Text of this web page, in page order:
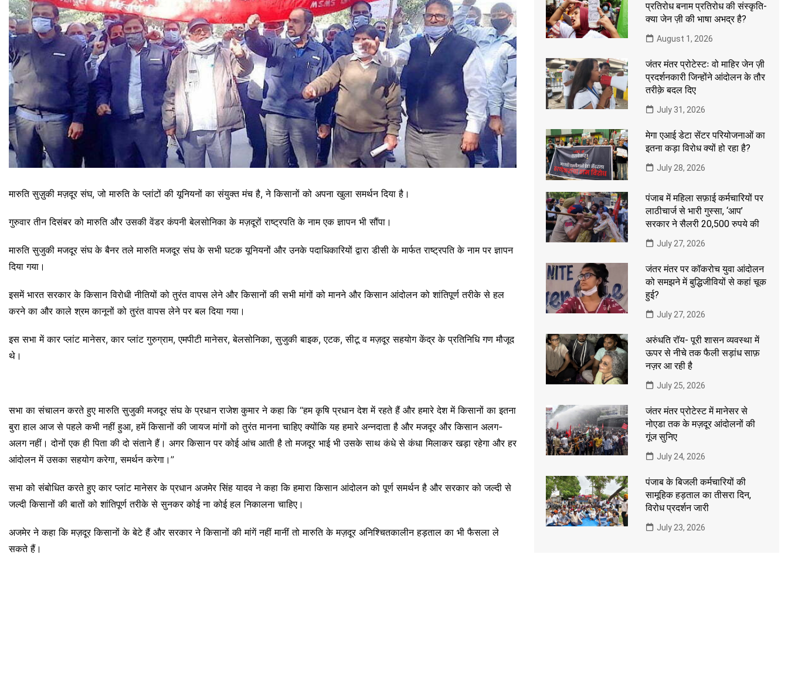
मारुति सुज़ुकी मज़दूर संघ, जो मारुति के प्लांटों की यूनियनों का संयुक्त मंच है, ने किसानों को अपना खुला समर्थन दिया है।
गुरुवार तीन दिसंबर को मारुति और उसकी वेंडर कंपनी बेलसोनिका के मज़दूरों राष्ट्रपति के नाम एक ज्ञापन भी सौंपा।
मारुति सुजुकी मजदूर संघ के बैनर तले मारुति मजदूर संघ के सभी घटक यूनियनों और उनके पदाधिकारियों द्वारा डीसी के मार्फत राष्ट्रपति के नाम पर ज्ञापन
दिया गया।
इसमें भारत सरकार के किसान विरोधी नीतियों को तुरंत वापस लेने और किसानों की सभी मांगों को मानने और किसान आंदोलन को शांतिपूर्ण तरीके से हल
करने का और काले श्रम कानूनों को तुरंत वापस लेने पर बल दिया गया।
इस सभा में कार प्लांट मानेसर, कार प्लांट गुरुग्राम, एमपीटी मानेसर, बेलसोनिका, सुजुकी बाइक, एटक, सीटू व मज़दूर सहयोग केंद्र के प्रतिनिधि गण मौजूद
थे।
सभा का संचालन करते हुए मारुति सुजुकी मजदूर संघ के प्रधान राजेश कुमार ने कहा कि “हम कृषि प्रधान देश में रहते हैं और हमारे देश में किसानों का इतना
बुरा हाल आज से पहले कभी नहीं हुआ, हमें किसानों की जायज मांगों को तुरंत मानना चाहिए क्योंकि यह हमारे अन्नदाता है और मजदूर और किसान अलग-
अलग नहीं। दोनों एक ही पिता की दो संताने हैं। अगर किसान पर कोई आंच आती है तो मजदूर भाई भी उसके साथ कंधे से कंधा मिलाकर खड़ा रहेगा और हर
आंदोलन में उसका सहयोग करेगा, समर्थन करेगा।”
सभा को संबोधित करते हुए कार प्लांट मानेसर के प्रधान अजमेर सिंह यादव ने कहा कि हमारा किसान आंदोलन को पूर्ण समर्थन है और सरकार को जल्दी से
जल्दी किसानों की बातों को शांतिपूर्ण तरीके से सुनकर कोई ना कोई हल निकालना चाहिए।
अजमेर ने कहा कि मज़दूर किसानों के बेटे हैं और सरकार ने किसानों की मांगें नहीं मानीं तो मारुति के मज़दूर अनिश्चितकालीन हड़ताल का भी फैसला ले
सकते हैं।
प्रतिरोध बनाम प्रतिरोध की संस्कृति-
क्या जेन ज़ी की भाषा अभद्र है?
August 1, 2026
जंतर मंतर प्रोटेस्टः वो माहिर जेन ज़ी
प्रदर्शनकारी जिन्होंने आंदोलन के तौर
तरीक़े बदल दिए
July 31, 2026
मेगा एआई डेटा सेंटर परियोजनाओं का
इतना कड़ा विरोध क्यों हो रहा है?
July 28, 2026
पंजाब में महिला सफ़ाई कर्मचारियों पर
लाठीचार्ज से भारी गुस्सा, ‘आप’
सरकार ने सैलरी 20,500 रुपये की
July 27, 2026
जंतर मंतर पर कॉकरोच युवा आंदोलन
को समझने में बुद्धिजीवियों से कहां चूक
हुई?
July 27, 2026
अरुंधति रॉय- पूरी शासन व्यवस्था में
ऊपर से नीचे तक फैली सड़ांध साफ़
नज़र आ रही है
July 25, 2026
जंतर मंतर प्रोटेस्ट में मानेसर से
नोएडा तक के मज़दूर आंदोलनों की
गूंज सुनिए
July 24, 2026
पंजाब के बिजली कर्मचारियों की
सामूहिक हड़ताल का तीसरा दिन,
विरोध प्रदर्शन जारी
July 23, 2026